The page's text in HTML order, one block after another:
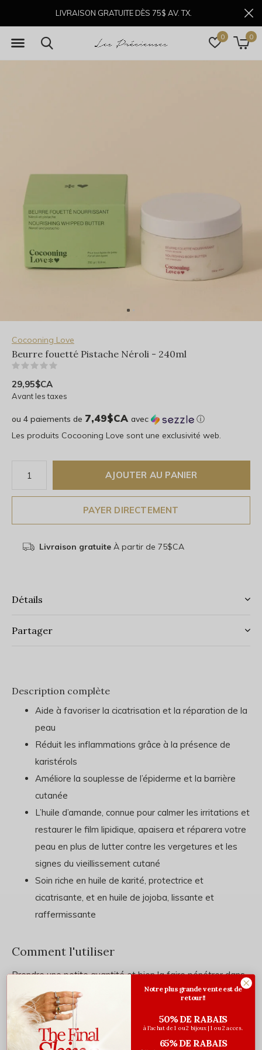
0 0
LIVRAISON GRATUITE DÈS 75$ AV. TX.
Cocooning Love
Beurre fouetté Pistache Néroli - 240ml
29,95$CA
Avant les taxes
ou 4 paiements de 7,49$CA avec
ⓘ
Les produits Cocooning Love sont une exclusivité web.
AJOUTER AU PANIER
PAYER DIRECTEMENT
Livraison gratuiteÀ partir de 75$CA
Détails
Partager
Description complète
Aide à favoriser la cicatrisation et la réparation de la
peau
Réduit les inflammations grâce à la présence de
karistérols
Améliore la souplesse de l’épiderme et la barrière
cutanée
L’huile d’amande, connue pour calmer les irritations et
restaurer le film lipidique, apaisera et réparera votre
peau en plus de lutter contre les vergetures et les
signes du vieillissement cutané
Soin riche en huile de karité, protectrice et
cicatrisante, et en huile de jojoba, lissante et
raffermissante
Comment l'utiliser
Prendre une petite quantité et bien la faire pénétrer dans
la peau. Appliquer au besoin, autant de fois que désiré.
Ingrédients
Notre plus grande vente est de
retour!!
50% DE RABAIS
à l'achat de 1 ou 2 bijoux | 1 ou 2 acces.
65% DE RABAIS